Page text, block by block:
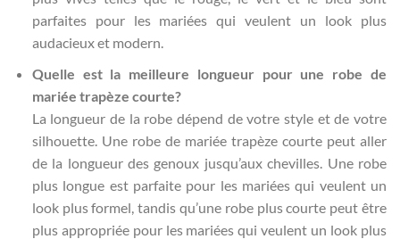
parfaites pour les mariées qui veulent un look plus
audacieux et modern.
Quelle est la meilleure longueur pour une robe de
mariée trapèze courte?
La longueur de la robe dépend de votre style et de votre
silhouette. Une robe de mariée trapèze courte peut aller
de la longueur des genoux jusqu’aux chevilles. Une robe
plus longue est parfaite pour les mariées qui veulent un
look plus formel, tandis qu’une robe plus courte peut être
plus appropriée pour les mariées qui veulent un look plus